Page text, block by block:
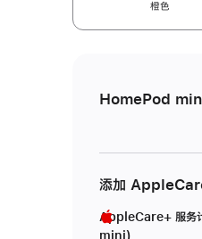
橙色
HomePod
添加
AppleCare+ 服务
mini)